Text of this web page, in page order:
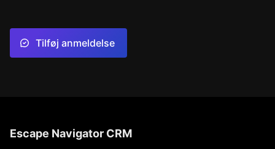
Tilføj anmeldelse
Escape Navigator CRM